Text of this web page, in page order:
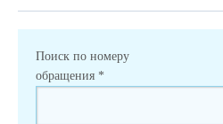
Поиск по номеру
обращения *